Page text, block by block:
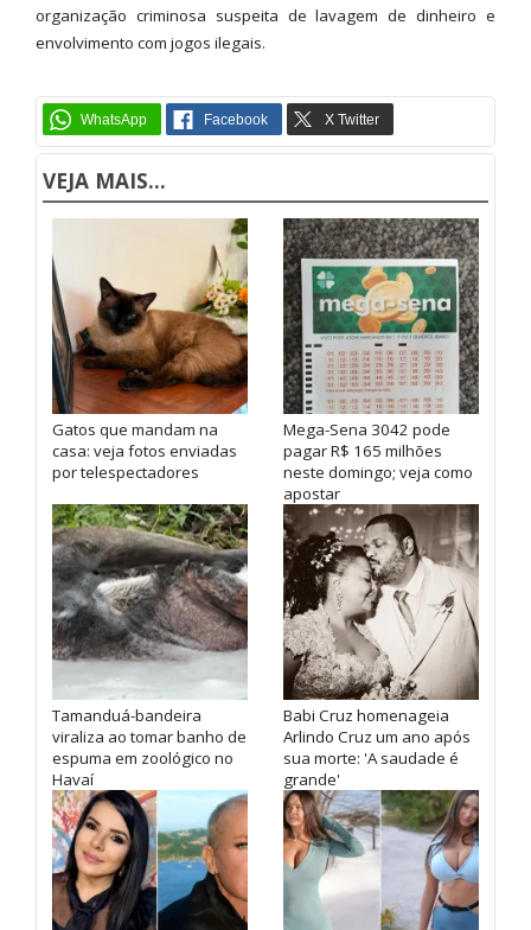
organização criminosa suspeita de lavagem de dinheiro e
envolvimento com jogos ilegais.
VEJA MAIS...
Gatos que mandam na
casa: veja fotos enviadas
por telespectadores
Mega-Sena 3042 pode
pagar R$ 165 milhões
neste domingo; veja como
apostar
Tamanduá-bandeira
viraliza ao tomar banho de
espuma em zoológico no
Havaí
Babi Cruz homenageia
Arlindo Cruz um ano após
sua morte: 'A saudade é
grande'